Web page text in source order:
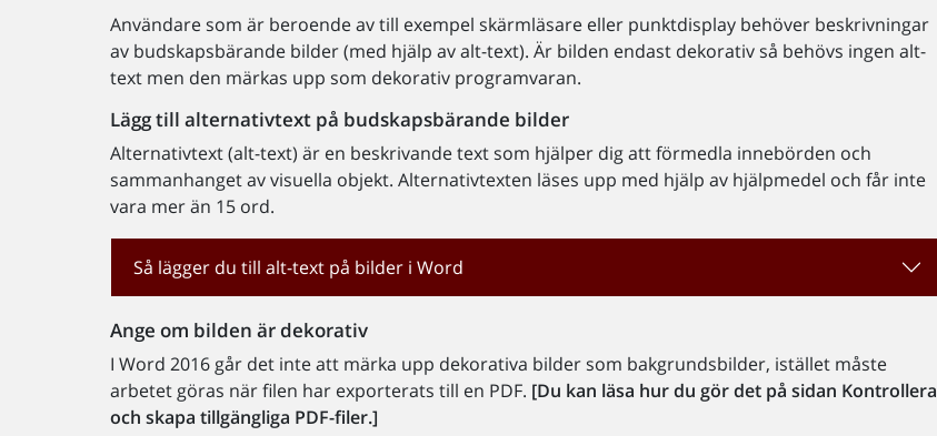
Användare som är beroende av till exempel skärmläsare eller punktdisplay behöver beskrivningar
av budskapsbärande bilder (med hjälp av alt-text). Är bilden endast dekorativ så behövs ingen alt-
text men den märkas upp som dekorativ programvaran.
Lägg till alternativtext på budskapsbärande bilder
Alternativtext (alt-text) är en beskrivande text som hjälper dig att förmedla innebörden och
sammanhanget av visuella objekt. Alternativtexten läses upp med hjälp av hjälpmedel och får inte
vara mer än 15 ord.
Så lägger du till alt-text på bilder i Word
Ange om bilden är dekorativ
I Word 2016 går det inte att märka upp dekorativa bilder som bakgrundsbilder, istället måste
arbetet göras när filen har exporterats till en PDF. [Du kan läsa hur du gör det på sidan Kontrollera
och skapa tillgängliga PDF-filer.]